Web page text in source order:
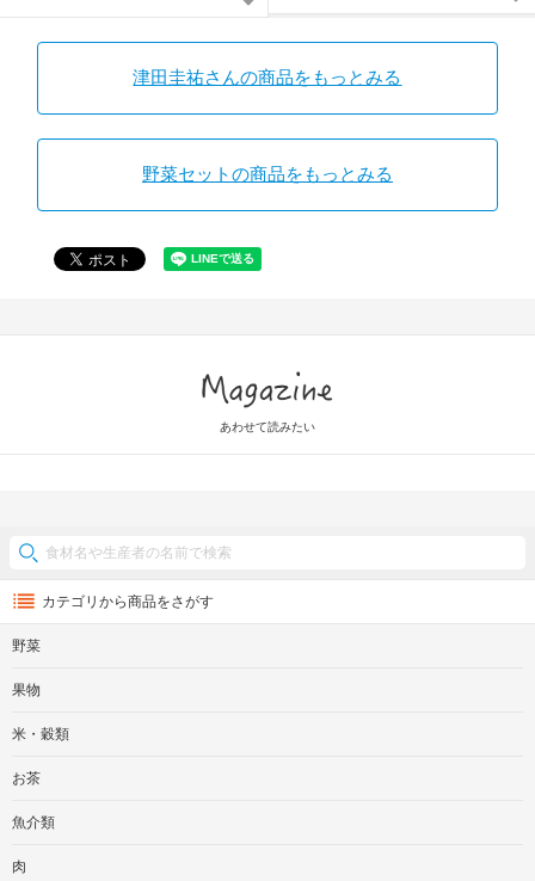
津田圭祐さんの商品をもっとみる
野菜セットの商品をもっとみる
あわせて読みたい
カテゴリから商品をさがす
野菜
果物
米・穀類
お茶
魚介類
肉